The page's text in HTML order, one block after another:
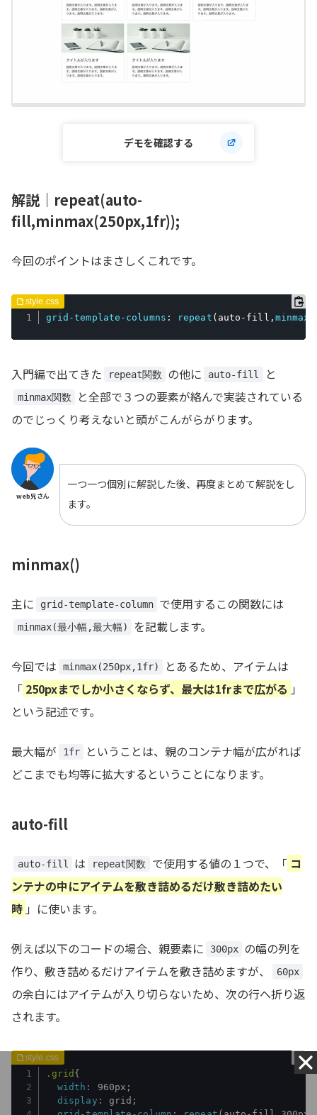
デモを確認する
解説｜repeat(auto-
fill,minmax(250px,1fr));
今回のポイントはまさしくこれです。
grid-template-columns : repeat ( auto-fill , minmax
入門編で出てきた repeat関数 の他に auto-fill と
minmax関数
と全部で３つの要素が絡んで実装されている
のでじっくり考えないと頭がこんがらがります。
web兄さん
一つ一つ個別に解説した後、再度まとめて解説をし
ます。
minmax()
主に grid-template-column で使用するこの関数には
minmax(最小幅,最大幅) を記載します。
今回では minmax(250px,1fr)
とあるため、アイテムは
「 250pxまでしか小さくならず、最大は1frまで広がる 」
という記述です。
最大幅が 1fr
ということは、親のコンテナ幅が広がれば
どこまでも均等に拡大するということになります。
auto-fill
auto-fill は repeat関数 で使用する値の１つで、「 コ
ンテナの中にアイテムを敷き詰めるだけ敷き詰めたい
時 」に使います。
例えば以下のコードの場合、親要素に 300px の幅の列を
作り、敷き詰めるだけアイテムを敷き詰めますが、
60px
の余白にはアイテムが入り切らないため、次の行へ折り返
されます。
.grid {
width : 960px ;
display : grid ;